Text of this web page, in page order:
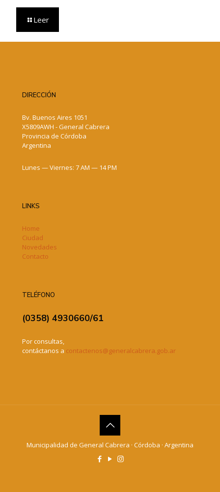
Leer
DIRECCIÓN
Bv. Buenos Aires 1051
X5809AWH - General Cabrera
Provincia de Córdoba
Argentina
Lunes — Viernes: 7 AM — 14 PM
LINKS
Home
Ciudad
Novedades
Contacto
TELÉFONO
(0358) 4930660/61
Por consultas,
contáctanos a contactenos@generalcabrera.gob.ar
Municipalidad de General Cabrera · Córdoba · Argentina